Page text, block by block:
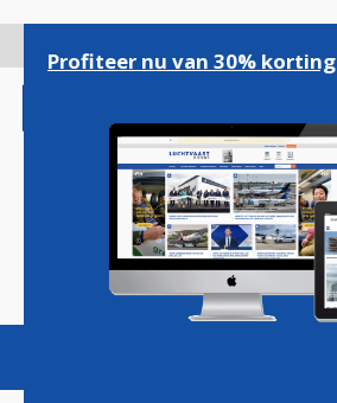
gaan
Magazine Podcasts
Profiteer nu van 30% korting